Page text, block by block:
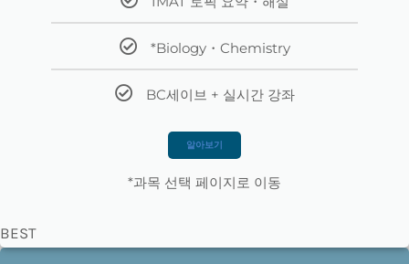
*Biology・Chemistry
BC세이브 + 실시간 강좌
알아보기
*과목 선택 페이지로 이동
BEST